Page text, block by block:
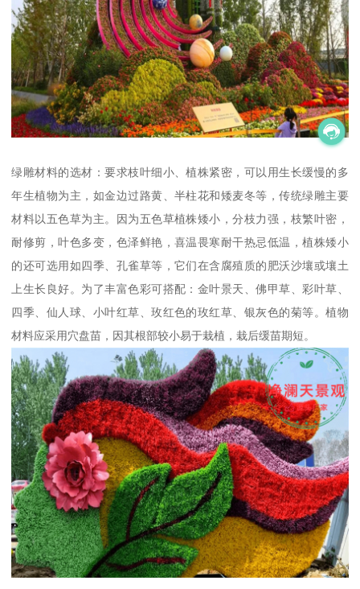
绿雕材料的选材：要求枝叶细小、植株紧密，可以用生长缓慢的多
年生植物为主，如金边过路黄、半柱花和矮麦冬等，传统绿雕主要
材料以五色草为主。因为五色草植株矮小，分枝力强，枝繁叶密，
耐修剪，叶色多变，色泽鲜艳，喜温畏寒耐干热忌低温，植株矮小
的还可选用如四季、孔雀草等，它们在含腐殖质的肥沃沙壤或壤土
上生长良好。为了丰富色彩可搭配：金叶景天、佛甲草、彩叶草、
四季、仙人球、小叶红草、玫红色的玫红草、银灰色的菊等。植物
材料应采用穴盘苗，因其根部较小易于栽植，栽后缓苗期短。